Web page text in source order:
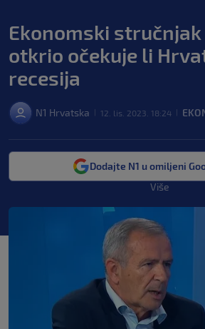
Ekonomski stručnjak
otkrio očekuje li
recesija
N1 Hrvatska 12. lis. 2023. 18:24
Dodajte N1 u omiljeni
Više